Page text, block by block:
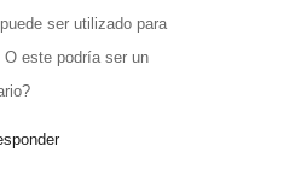
ser utilizado para
O este podría ser un